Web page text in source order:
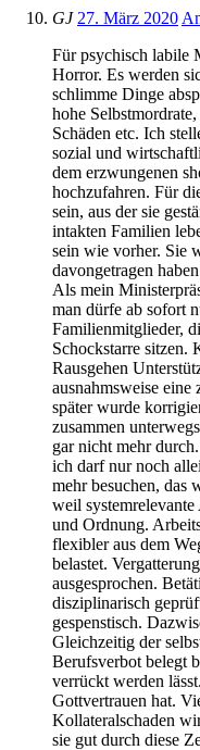
GJ 27. März 2020
Für psychisch labile
Horror. Es werden
schlimme Dinge
hohe
Schäden etc. Ich
sozial und
dem erzwungenen
hochzufahren. Für
sein, aus der sie
intakten Familien
sein wie vorher. Sie
davongetragen
Als mein
man dürfe ab sofort
Familienmitglieder,
Schockstarre sitzen.
Rausgehen
ausnahmsweise
später wurde
zusammen
gar nicht mehr
ich darf nur noch
mehr besuchen, das
weil
und Ordnung.
flexibler aus dem
belastet.
ausgesprochen.
disziplinarisch
gespenstisch.
Gleichzeitig der
Berufsverbot belegt
verrückt werden
Gottvertrauen hat.
Kollateralschaden
sie gut durch diese